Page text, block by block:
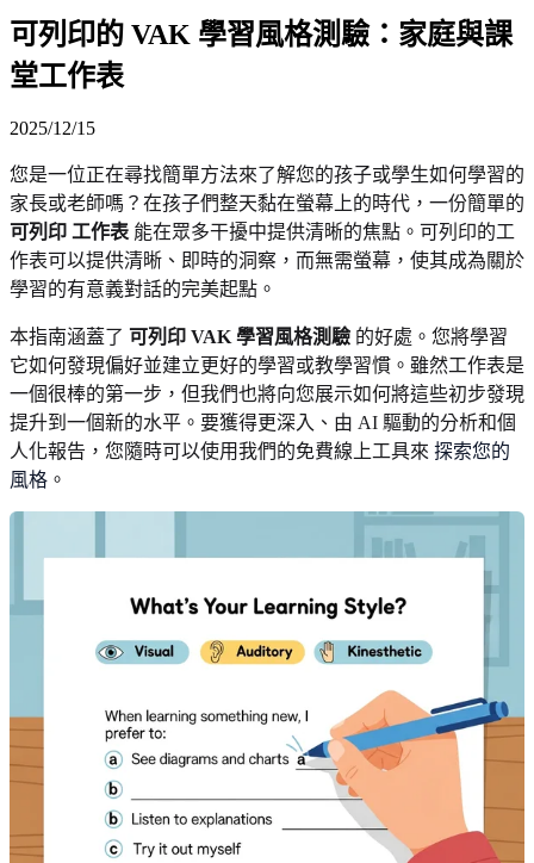
可列印的 VAK 學習風格測驗：家庭與課
堂工作表
2025/12/15
您是一位正在尋找簡單方法來了解您的孩子或學生如何學習的
家長或老師嗎？在孩子們整天黏在螢幕上的時代，一份簡單的
可列印 工作表 能在眾多干擾中提供清晰的焦點。可列印的工
作表可以提供清晰、即時的洞察，而無需螢幕，使其成為關於
學習的有意義對話的完美起點。
本指南涵蓋了 可列印 VAK 學習風格測驗 的好處。您將學習
它如何發現偏好並建立更好的學習或教學習慣。雖然工作表是
一個很棒的第一步，但我們也將向您展示如何將這些初步發現
提升到一個新的水平。要獲得更深入、由 AI 驅動的分析和個
人化報告，您隨時可以使用我們的免費線上工具來 探索您的
風格 。